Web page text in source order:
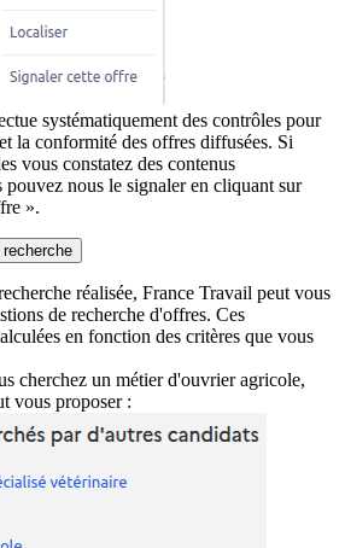
systématiquement des contrôles pour
la conformité des offres diffusées. Si
vous constatez des contenus
pouvez nous le signaler en cliquant sur
».
réalisée, France Travail peut vous
de recherche d'offres. Ces
en fonction des critères que vous
cherchez un métier d'ouvrier agricole,
vous proposer :